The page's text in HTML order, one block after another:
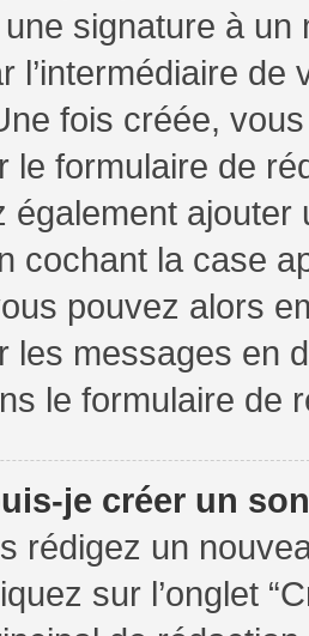
signature à un
l’intermédiaire
fois créée,
le formulaire de
également
cochant la case
pouvez alors
les messages en
le formulaire de
je créer un
rédigez un
sur l’onglet